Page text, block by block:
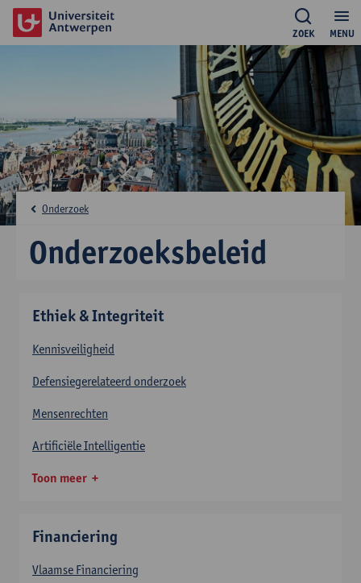
MENU
ZOEK
Onderzoeksbeleid
Onderzoek
Ethiek & Integriteit
Kennisveiligheid
Defensiegerelateerd onderzoek
Mensenrechten
Artificiële Intelligentie
Toon meer
Financiering
Vlaamse Financiering